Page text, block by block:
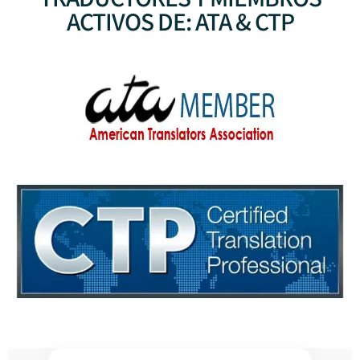
ACTIVOS DE: ATA & CTP